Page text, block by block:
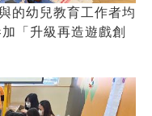
的幼兒教育工作者均
「升級再造遊戲創